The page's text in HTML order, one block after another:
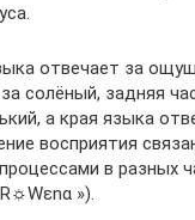
отвечает за
солёный, задняя
а края языка
восприятия
в разных
»).